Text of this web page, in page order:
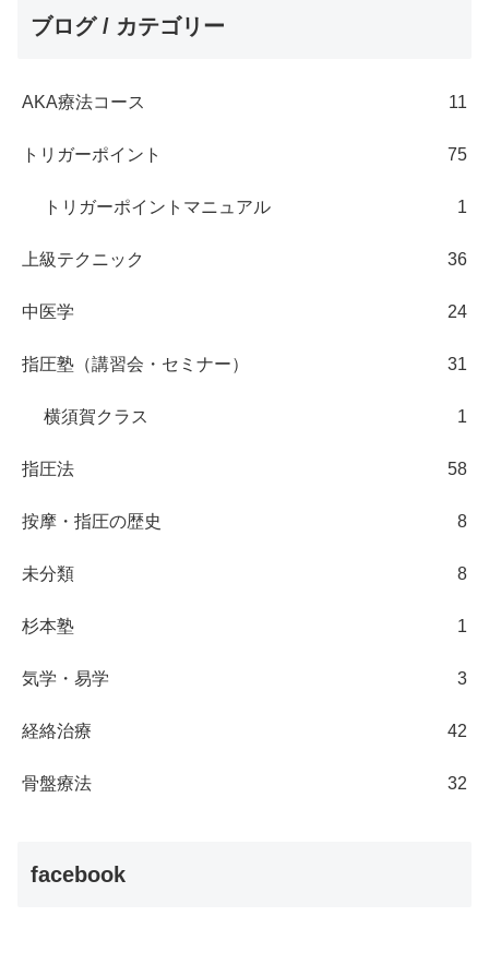
ブログ / カテゴリー
AKA療法コース 11
トリガーポイント 75
トリガーポイントマニュアル 1
上級テクニック 36
中医学 24
指圧塾（講習会・セミナー） 31
横須賀クラス 1
指圧法 58
按摩・指圧の歴史 8
未分類 8
杉本塾 1
気学・易学 3
経絡治療 42
骨盤療法 32
facebook